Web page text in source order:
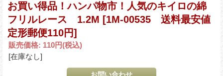
お買い得品！ハンパ物市！人気のキイロの綿
フリルレース 1.2M [1M-00535 送料最安値
定形郵便110円]
販売価格: 110円(税込)
[在庫なし]